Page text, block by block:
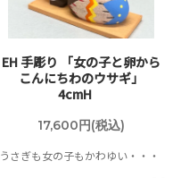
EH 手彫り 「女の子と卵から
こんにちわのウサギ」
4cmH
17,600円(税込)
うさぎも女の子もかわゆい・・・